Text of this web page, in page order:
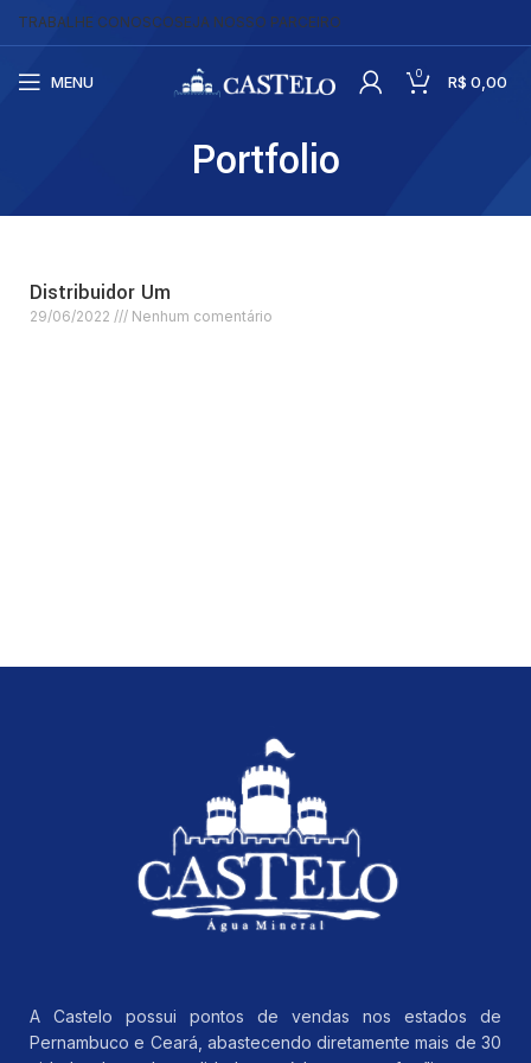
TRABALHE CONOSCOSEJA NOSSO PARCEIRO
MENU 0 R$ 0,00
Portfolio
Distribuidor Um
29/06/2022 Nenhum comentário
A Castelo possui pontos de vendas nos estados de
Pernambuco e Ceará, abastecendo diretamente mais de 30